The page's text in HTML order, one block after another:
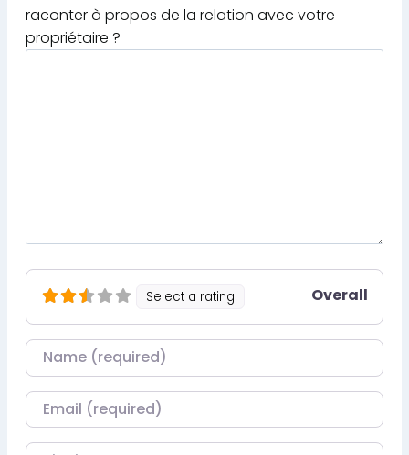
raconter à propos de la relation avec votre
propriétaire ?
Select a rating Overall
Nom
Courriel